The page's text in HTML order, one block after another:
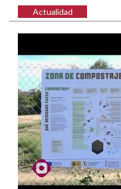
Actualidad